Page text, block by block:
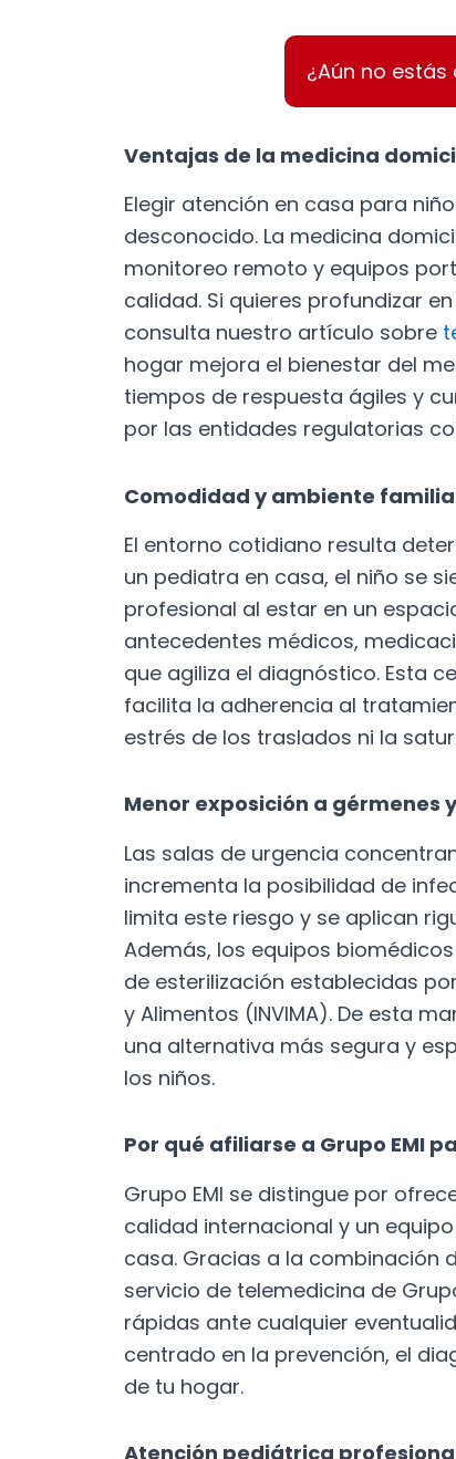
¿Aún no estás
Ventajas de la medicina
Elegir atención en casa para
desconocido. La medicina
monitoreo remoto y equipos
calidad. Si quieres profundizar
consulta nuestro artículo sobre
hogar mejora el bienestar del
tiempos de respuesta ágiles y
por las entidades regulatorias
Comodidad y ambiente
El entorno cotidiano resulta
un pediatra en casa, el niño se
profesional al estar en un
antecedentes médicos,
que agiliza el diagnóstico. Esta
facilita la adherencia al
estrés de los traslados ni la
Menor exposición a gérmenes
Las salas de urgencia
incrementa la posibilidad de
limita este riesgo y se aplican
Además, los equipos
de esterilización establecidas
y Alimentos (INVIMA). De esta
una alternativa más segura y
los niños.
Por qué afiliarse a Grupo EMI
Grupo EMI se distingue por
calidad internacional y un
casa. Gracias a la combinación
servicio de telemedicina de
rápidas ante cualquier
centrado en la prevención, el
de tu hogar.
Atención pediátrica